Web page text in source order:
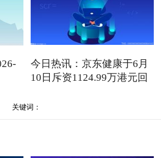
今日热讯：京东健康于6月
10日斥资1124.99万港元回
关键词：